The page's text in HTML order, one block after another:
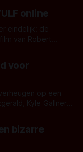
online
eindelijk: de
van Robert
keer is (kon
mee?
voor
op een
Kyle Gallner
waarvoor de
bizarre